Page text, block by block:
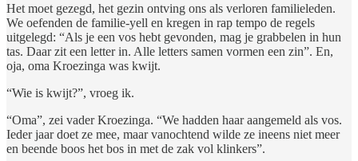
Het moet gezegd, het gezin ontving ons als verloren familieleden.
We oefenden de familie-yell en kregen in rap tempo de regels
uitgelegd: “Als je een vos hebt gevonden, mag je grabbelen in hun
tas. Daar zit een letter in. Alle letters samen vormen een zin”. En,
oja, oma Kroezinga was kwijt.
“Wie is kwijt?”, vroeg ik.
“Oma”, zei vader Kroezinga. “We hadden haar aangemeld als vos.
Ieder jaar doet ze mee, maar vanochtend wilde ze ineens niet meer
en beende boos het bos in met de zak vol klinkers”.